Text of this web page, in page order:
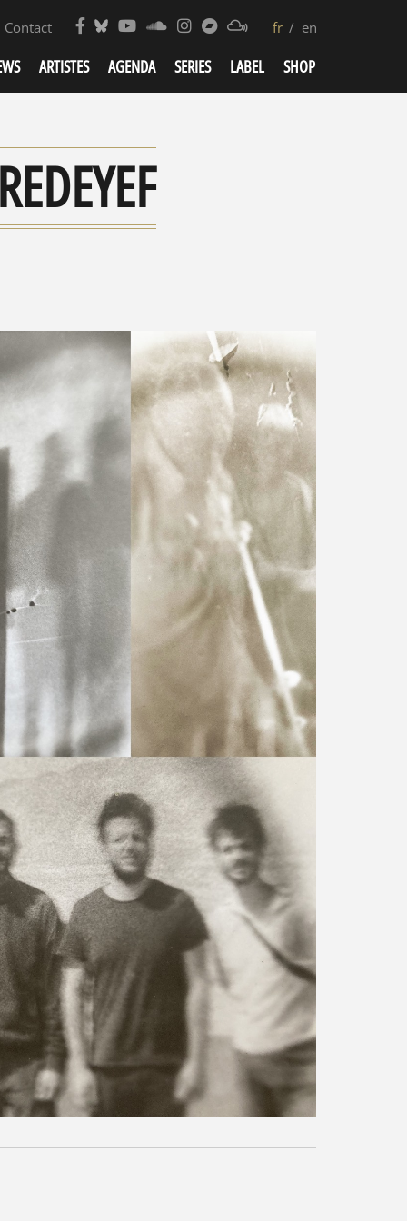
fr en
Contact
ARTISTES AGENDA SERIES LABEL SHOP